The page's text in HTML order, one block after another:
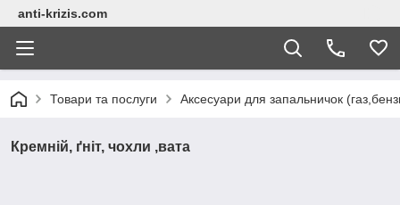
anti-krizis.com
Товари та послуги Аксесуари для запальничок
Кремній, ґніт, чохли ,вата